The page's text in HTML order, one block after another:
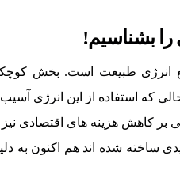
را بشناسیم!
انرژی طبیعت است. بخش
که استفاده از این انرژی
کاهش هزینه های اقتصادی نیز
شده اند هم اکنون به